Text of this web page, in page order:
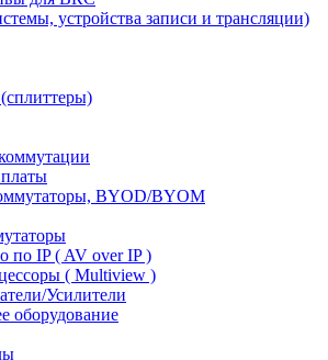
устройства записи и трансляции)
BYOD/BYOM
по IP ( AV over IP )
( Multiview )
Усилители
оборудование